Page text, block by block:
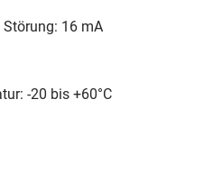
Störung: 16 mA
-20 bis +60°C